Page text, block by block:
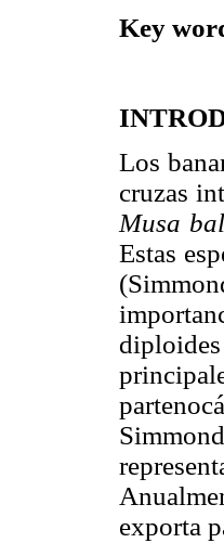
Key
Los
cruzas
Musa
Estas
exporta